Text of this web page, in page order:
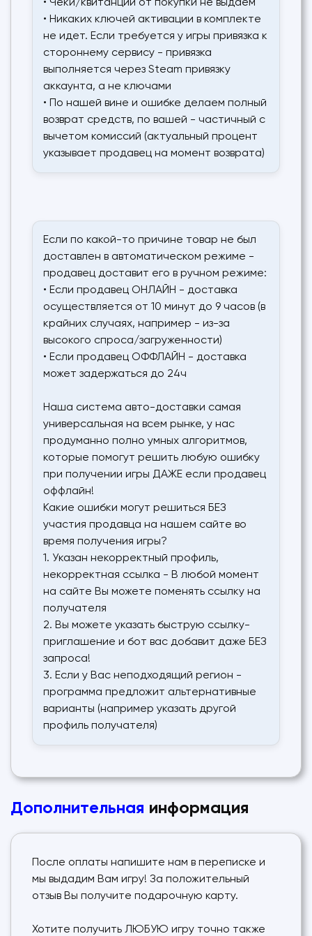
• Чеки/квитанции от покупки не выдаем
• Никаких ключей активации в комплекте
не идет. Если требуется у игры привязка к
стороннему сервису - привязка
выполняется через Steam привязку
аккаунта, а не ключами
• По нашей вине и ошибке делаем полный
возврат средств, по вашей - частичный с
вычетом комиссий (актуальный процент
указывает продавец на момент возврата)
Если по какой-то причине товар не был
доставлен в автоматическом режиме -
продавец доставит его в ручном режиме:
• Если продавец ОНЛАЙН - доставка
осуществляется от 10 минут до 9 часов (в
крайних случаях, например - из-за
высокого спроса/загруженности)
• Если продавец ОФФЛАЙН - доставка
может задержаться до 24ч
Наша система авто-доставки самая
универсальная на всем рынке, у нас
продуманно полно умных алгоритмов,
которые помогут решить любую ошибку
при получении игры ДАЖЕ если продавец
оффлайн!
Какие ошибки могут решиться БЕЗ
участия продавца на нашем сайте во
время получения игры?
1. Указан некорректный профиль,
некорректная ссылка - В любой момент
на сайте Вы можете поменять ссылку на
получателя
2. Вы можете указать быструю ссылку-
приглашение и бот вас добавит даже БЕЗ
запроса!
3. Если у Вас неподходящий регион -
программа предложит альтернативные
варианты (например указать другой
профиль получателя)
Дополнительная информация
После оплаты напишите нам в переписке и
мы выдадим Вам игру! За положительный
отзыв Вы получите подарочную карту.
Хотите получить ЛЮБУЮ игру точно также